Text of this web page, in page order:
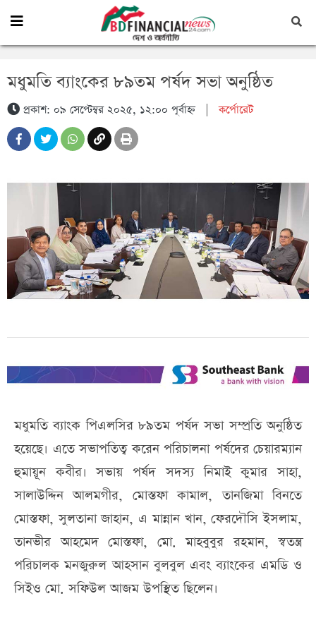
মধুমতি ব্যাংকের ৮৯তম পর্ষদ সভা অনুষ্ঠিত
প্রকাশ: ০৯ সেপ্টেম্বর ২০২৫, ১২:০০ পূর্বাহ্ন|কর্পোরেট
মধুমতি ব্যাংক পিএলসির ৮৯তম পর্ষদ সভা সম্প্রতি অনুষ্ঠিত
হয়েছে। এতে সভাপতিত্ব করেন পরিচালনা পর্ষদের চেয়ারম্যান
হুমায়ূন কবীর। সভায় পর্ষদ সদস্য নিমাই কুমার সাহা,
সালাউদ্দিন আলমগীর, মোস্তফা কামাল, তানজিমা বিনতে
মোস্তফা, সুলতানা জাহান, এ মান্নান খান, ফেরদৌসি ইসলাম,
তানভীর আহমেদ মোস্তফা, মো. মাহবুবুর রহমান, স্বতন্ত্র
পরিচালক মনজুরুল আহসান বুলবুল এবং ব্যাংকের এমডি ও
সিইও মো. সফিউল আজম উপস্থিত ছিলেন।